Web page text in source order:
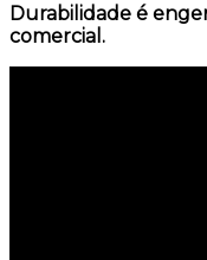
Durabilidade é
comercial.